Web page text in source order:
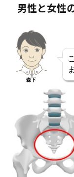
男性と女性
森下